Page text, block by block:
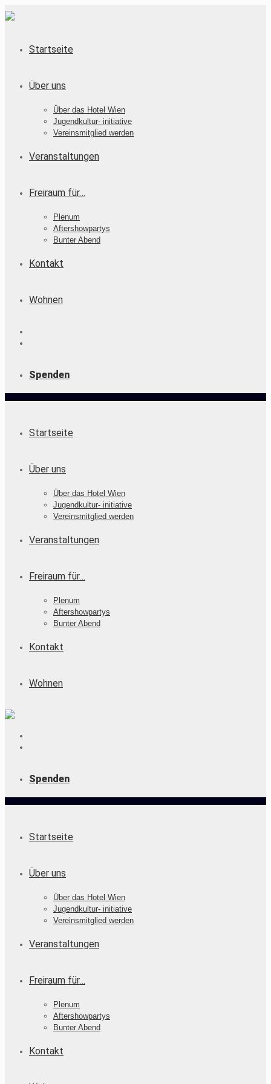
Startseite
Über uns
Über das Hotel Wien
Jugendkultur- initiative
Vereinsmitglied werden
Veranstaltungen
Freiraum für…
Plenum
Aftershowpartys
Bunter Abend
Kontakt
Wohnen
Spenden
Startseite
Über uns
Über das Hotel Wien
Jugendkultur- initiative
Vereinsmitglied werden
Veranstaltungen
Freiraum für…
Plenum
Aftershowpartys
Bunter Abend
Kontakt
Wohnen
Spenden
Startseite
Über uns
Über das Hotel Wien
Jugendkultur- initiative
Vereinsmitglied werden
Veranstaltungen
Freiraum für…
Plenum
Aftershowpartys
Bunter Abend
Kontakt